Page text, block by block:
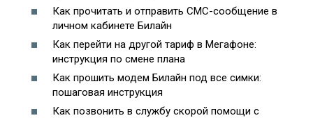
Как прочитать и отправить СМС-сообщение в
личном кабинете Билайн
Как перейти на другой тариф в Мегафоне:
инструкция по смене плана
Как прошить модем Билайн под все симки:
пошаговая инструкция
Как позвонить в службу скорой помощи с